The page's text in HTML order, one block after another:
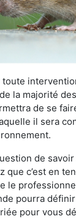
toute
la majorité
de se
il sera
de
que c’est en
le
pourra
pour vous